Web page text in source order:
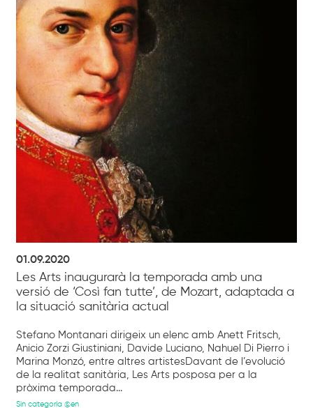
01.09.2020
Les Arts inaugurarà la temporada amb una
versió de ‘Così fan tutte’, de Mozart, adaptada a
la situació sanitària actual
Stefano Montanari dirigeix un elenc amb Anett Fritsch,
Anicio Zorzi Giustiniani, Davide Luciano, Nahuel Di Pierro i
Marina Monzó, entre altres artistesDavant de l’evolució
de la realitat sanitària, Les Arts posposa per a la
pròxima temporada...
Sin categoría @en